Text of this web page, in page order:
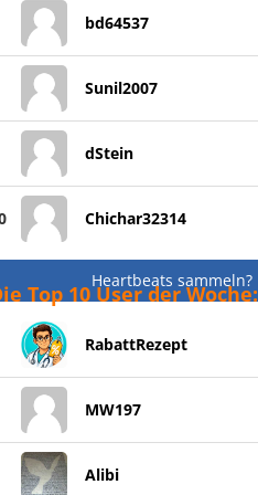
bd64537
Sunil2007
dStein
Chichar32314
Heartbeats sammeln?
Top 10 User der Woche:
RabattRezept
MW197
Alibi